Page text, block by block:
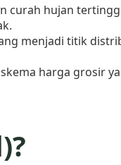
curah hujan
menjadi titik
harga grosir